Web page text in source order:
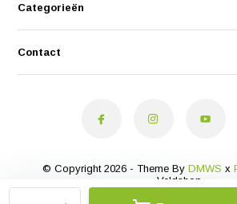
Categorieën
Contact
© Copyright 2026 - Theme By DMWS x
Veldshop